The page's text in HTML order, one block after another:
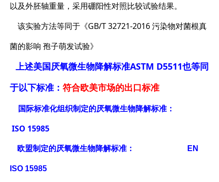
以及外胚轴重量，采用硼阳性对照比较试验结果。
该实验方法等同于《GB/T 32721-2016 污染物对菌根真
菌的影响 孢子萌发试验》
上述美国厌氧微生物降解标准ASTM D5511也等同
于以下标准： 符合欧美市场的出口标准
国际标准化组织制定的厌氧微生物降解标准：
ISO 15985
欧盟制定的厌氧微生物降解标准： EN
ISO 15985